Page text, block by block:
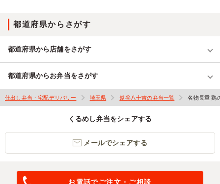
都道府県からさがす
都道府県から店舗をさがす
都道府県からお弁当をさがす
仕出し弁当・宅配デリバリー 埼玉県 越谷八十吉の弁当一覧 名物長重 鶏
くるめし弁当をシェアする
メールでシェアする
お電話でご注文・ご相談